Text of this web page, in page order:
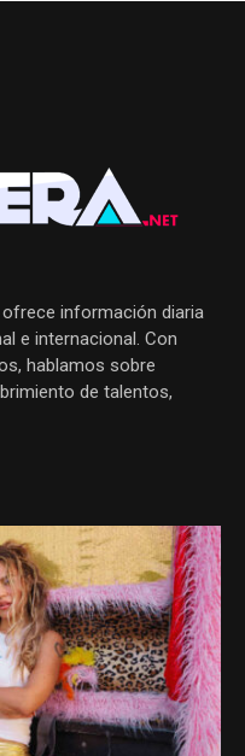
información diaria
e internacional. Con
hablamos sobre
de talentos,